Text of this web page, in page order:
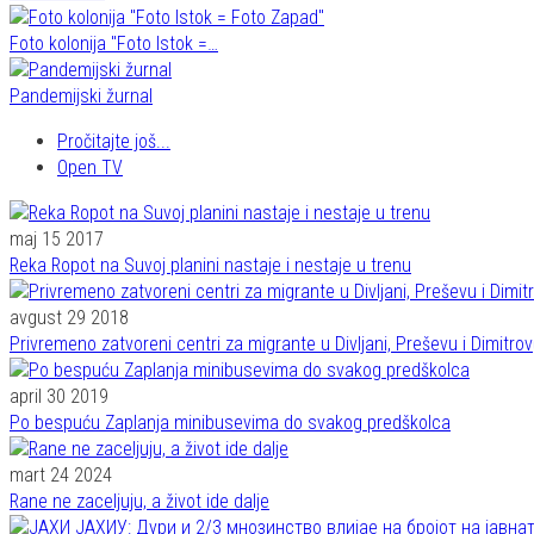
Foto kolonija "Foto Istok =…
Pandemijski žurnal
Pročitajte još...
Open TV
maj 15 2017
Reka Ropot na Suvoj planini nastaje i nestaje u trenu
avgust 29 2018
Privremeno zatvoreni centri za migrante u Divljani, Preševu i
april 30 2019
Po bespuću Zaplanja minibusevima do svakog predškolca
mart 24 2024
Rane ne zaceljuju, a život ide dalje